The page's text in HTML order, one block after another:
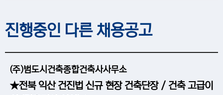
진행중인 다른 채용공고
(주)범도시건축종합건축사사무소
★전북 익산 건진법 신규 현장 건축단장 / 건축 고급이